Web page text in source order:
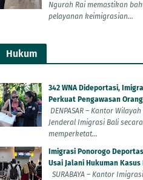
Ngurah Rai memastikan
pelayanan keimigrasian...
Hukum
342 WNA Dideportasi,
Perkuat Pengawasan
DENPASAR – Kantor
Jenderal Imigrasi Bali
memperketat...
Imigrasi Ponorogo
Usai Jalani Hukuman
SURABAYA – Kantor